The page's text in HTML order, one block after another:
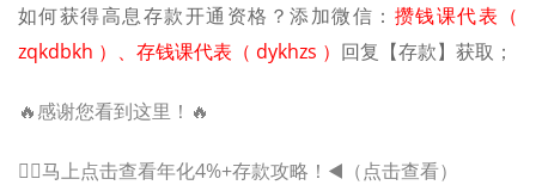
如何获得高息存款开通资格？添加微信： 攒钱课代表（
zqkdbkh ）、存钱课代表（ dykhzs ） 回复【存款】获取；
🔥感谢您看到这里！🔥
🖐🏻马上点击查看年化4%+存款攻略！◀️（点击查看）